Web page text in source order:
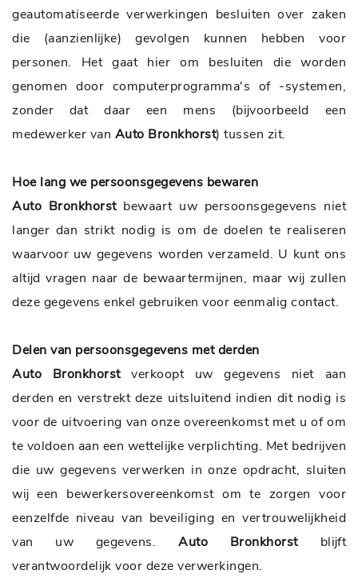
geautomatiseerde verwerkingen besluiten over zaken
die (aanzienlijke) gevolgen kunnen hebben voor
personen. Het gaat hier om besluiten die worden
genomen door computerprogramma's of -systemen,
zonder dat daar een mens (bijvoorbeeld een
medewerker van Auto Bronkhorst) tussen zit.
Hoe lang we persoonsgegevens bewaren
Auto Bronkhorstbewaart uw persoonsgegevens niet
langer dan strikt nodig is om de doelen te realiseren
waarvoor uw gegevens worden verzameld. U kunt ons
altijd vragen naar de bewaartermijnen, maar wij zullen
deze gegevens enkel gebruiken voor eenmalig contact.
Delen van persoonsgegevens met derden
Auto Bronkhorstverkoopt uw gegevens niet aan
derden en verstrekt deze uitsluitend indien dit nodig is
voor de uitvoering van onze overeenkomst met u of om
te voldoen aan een wettelijke verplichting. Met bedrijven
die uw gegevens verwerken in onze opdracht, sluiten
wij een bewerkersovereenkomst om te zorgen voor
eenzelfde niveau van beveiliging en vertrouwelijkheid
van uw gegevens.Auto Bronkhorstblijft
verantwoordelijk voor deze verwerkingen.